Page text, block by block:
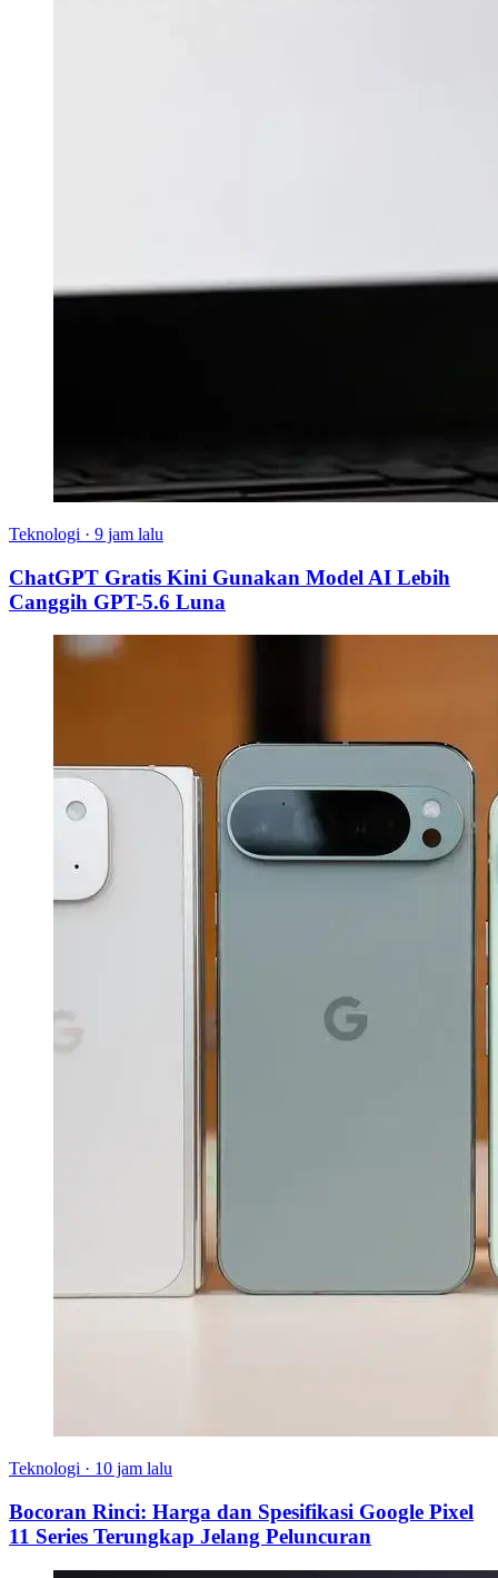
Teknologi · 9 jam lalu
ChatGPT Gratis Kini Gunakan Model AI Lebih
Canggih GPT-5.6 Luna
Teknologi · 10 jam lalu
Bocoran Rinci: Harga dan Spesifikasi Google Pixel
11 Series Terungkap Jelang Peluncuran